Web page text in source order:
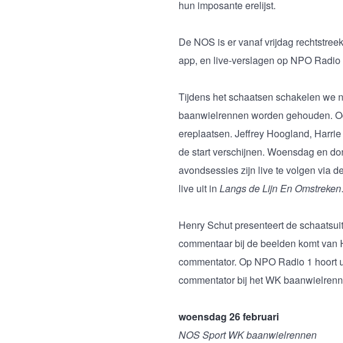
hun imposante erelijst.
De NOS is er vanaf vrijdag
app, en live-verslagen op NPO Radio
Tijdens het schaatsen schakelen we
baanwielrennen worden gehouden.
ereplaatsen. Jeffrey Hoogland,
de start verschijnen. Woensdag en
avondsessies zijn live te volgen via
live uit in Langs de Lijn En Omstreken.
Henry Schut presenteert de
commentaar bij de beelden komt
commentator. Op NPO Radio 1
commentator bij het WK
woensdag 26 februari
NOS Sport WK baanwielrennen